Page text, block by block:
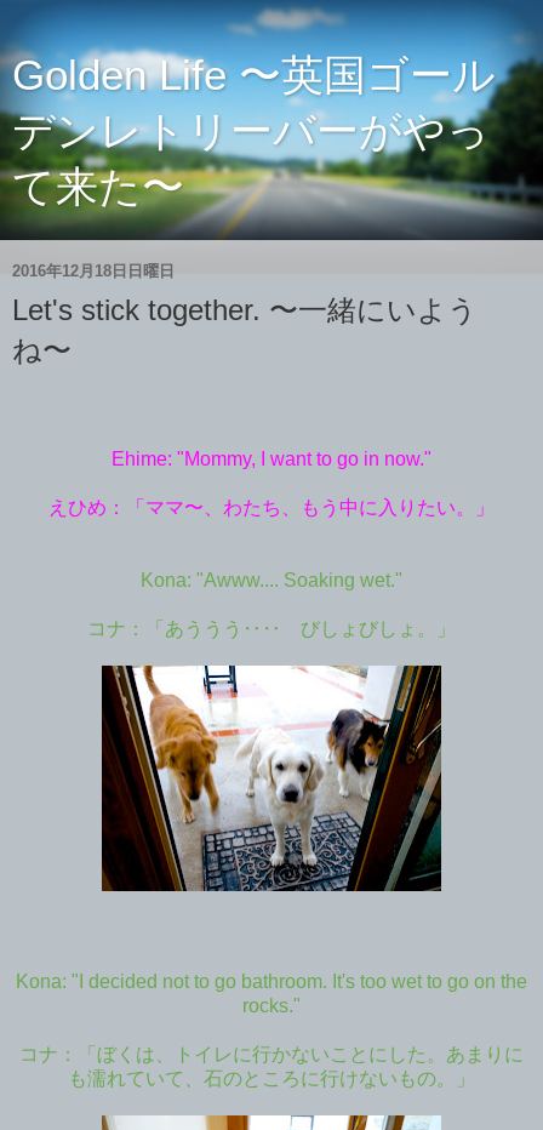
Golden Life 〜英国ゴール
デンレトリーバーがやっ
て来た〜
2016年12月18日日曜日
Let's stick together. 〜一緒にいよう
ね〜
Ehime: "Mommy, I want to go in now."
えひめ：「ママ〜、わたち、もう中に入りたい。」
Kona: "Awww.... Soaking wet."
コナ：「あううう‥‥ びしょびしょ。」
Kona: "I decided not to go bathroom. It's too wet to go on the
rocks."
コナ：「ぼくは、トイレに行かないことにした。あまりに
も濡れていて、石のところに行けないもの。」